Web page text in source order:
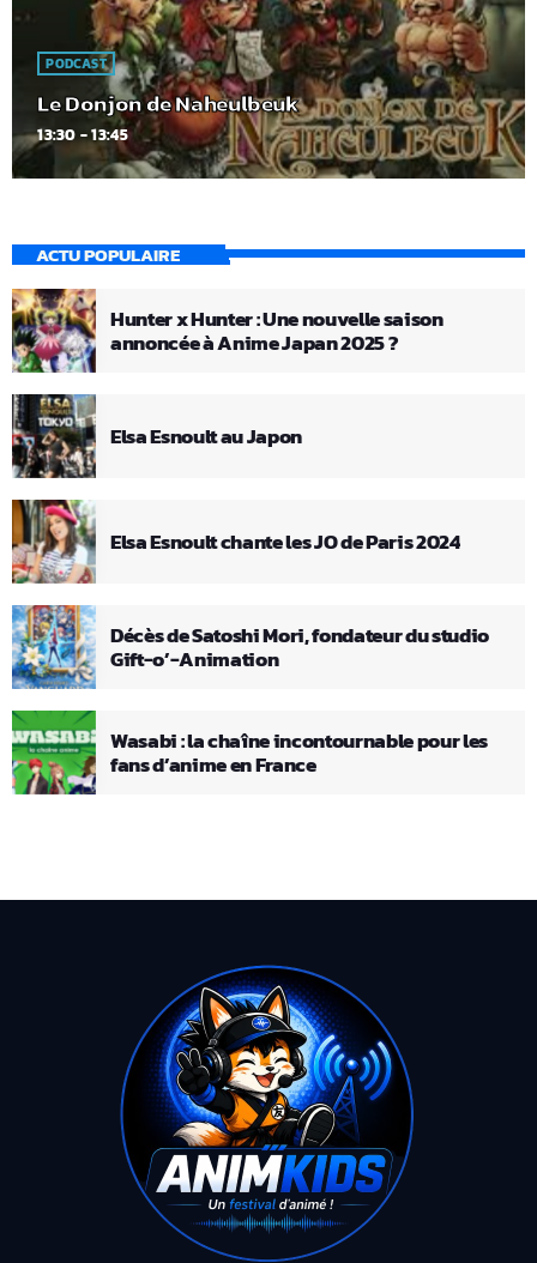
PODCAST
Le Donjon de Naheulbeuk
13:30 - 13:45
ACTU POPULAIRE
Hunter x Hunter : Une nouvelle saison
annoncée à Anime Japan 2025 ?
Elsa Esnoult au Japon
Elsa Esnoult chante les JO de Paris 2024
Décès de Satoshi Mori, fondateur du studio
Gift-o’-Animation
Wasabi : la chaîne incontournable pour les
fans d’anime en France